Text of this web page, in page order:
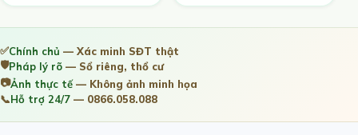
✅Chính chủ — Xác minh SĐT thật
🛡️Pháp lý rõ — Sổ riêng, thổ cư
📷Ảnh thực tế— Không ảnh minh họa
📞Hỗ trợ 24/7 — 0866.058.088